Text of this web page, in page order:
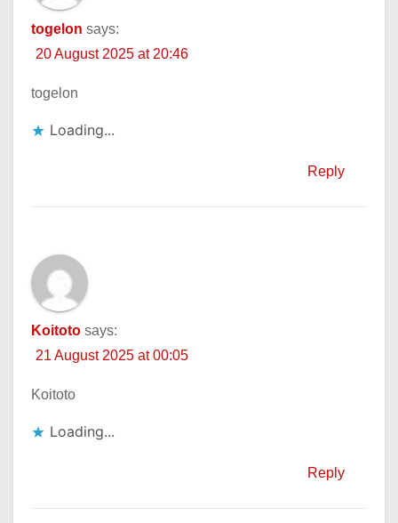
togelon says:
20 August 2025 at 20:46
togelon
Loading...
Reply
Koitoto says:
21 August 2025 at 00:05
Koitoto
Loading...
Reply